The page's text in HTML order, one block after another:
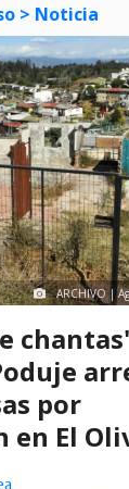
> Noticia
ARCHIVO |
por
en El